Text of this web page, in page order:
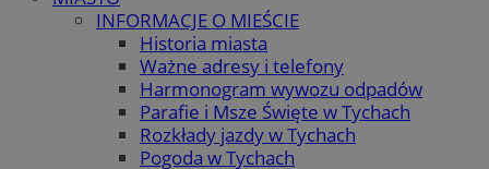
INFORMACJE O MIEŚCIE
Historia miasta
Ważne adresy i telefony
Harmonogram wywozu odpadów
Parafie i Msze Święte w Tychach
Rozkłady jazdy w Tychach
Pogoda w Tychach